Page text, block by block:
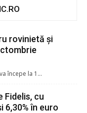
Bancar în
rovinietă şi
începe la 1...
Fidelis, cu
6,30% în euro